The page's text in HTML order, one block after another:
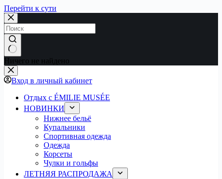
Перейти к сути
Ничего не найдено
Вход в личный кабинет
Отдых с ÉMILIE MUSÉE
НОВИНКИ
Нижнее бельё
Купальники
Спортивная одежда
Одежда
Корсеты
Чулки и гольфы
ЛЕТНЯЯ РАСПРОДАЖА